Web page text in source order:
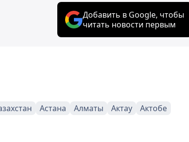
Добавить в Google, чтобы
читать новости первым
Астана Алматы Актау
Актобе